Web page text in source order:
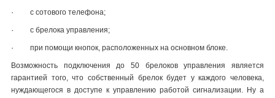
· с сотового телефона;
· с брелока управления;
· при помощи кнопок, расположенных на основном блоке.
Возможность подключения до 50 брелоков управления является
гарантией того, что собственный брелок будет у каждого человека,
нуждающегося в доступе к управлению работой сигнализации. Ну а